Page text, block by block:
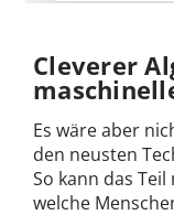
Cleverer
Es wäre aber
den neusten
So kann das
welche